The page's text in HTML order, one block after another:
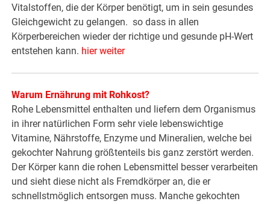
Vitalstoffen, die der Körper benötigt, um in sein gesundes
Gleichgewicht zu gelangen. so dass in allen
Körperbereichen wieder der richtige und gesunde pH-Wert
entstehen kann. hier weiter
Warum Ernährung mit Rohkost?
Rohe Lebensmittel enthalten und liefern dem Organismus
in ihrer natürlichen Form sehr viele lebenswichtige
Vitamine, Nährstoffe, Enzyme und Mineralien, welche bei
gekochter Nahrung größtenteils bis ganz zerstört werden.
Der Körper kann die rohen Lebensmittel besser verarbeiten
und sieht diese nicht als Fremdkörper an, die er
schnellstmöglich entsorgen muss. Manche gekochten